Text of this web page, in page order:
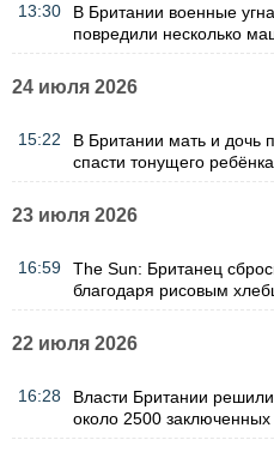
13:30
В Британии военные
повредили несколько
24 июля 2026
15:22
В Британии мать и дочь
спасти тонущего ребёнка
23 июля 2026
16:59
The Sun: Британец
благодаря рисовым
22 июля 2026
16:28
Власти Британии
около 2500 заключенных